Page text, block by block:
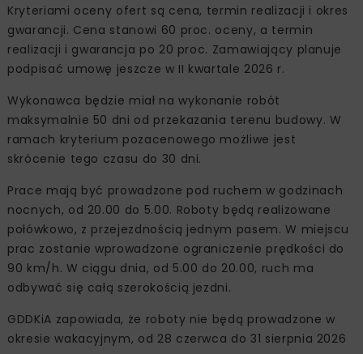
Kryteriami oceny ofert są cena, termin realizacji i okres
gwarancji. Cena stanowi 60 proc. oceny, a termin
realizacji i gwarancja po 20 proc. Zamawiający planuje
podpisać umowę jeszcze w II kwartale 2026 r.
Wykonawca będzie miał na wykonanie robót
maksymalnie 50 dni od przekazania terenu budowy. W
ramach kryterium pozacenowego możliwe jest
skrócenie tego czasu do 30 dni.
Prace mają być prowadzone pod ruchem w godzinach
nocnych, od 20.00 do 5.00. Roboty będą realizowane
połówkowo, z przejezdnością jednym pasem. W miejscu
prac zostanie wprowadzone ograniczenie prędkości do
90 km/h. W ciągu dnia, od 5.00 do 20.00, ruch ma
odbywać się całą szerokością jezdni.
GDDKiA zapowiada, że roboty nie będą prowadzone w
okresie wakacyjnym, od 28 czerwca do 31 sierpnia 2026